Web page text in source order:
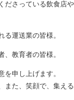
ださっている飲食店や
る運送業の皆様。
、教育者の皆様。
を申し上げます。
また、笑顔で、集える